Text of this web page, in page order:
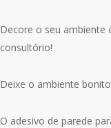
Decore o seu ambiente
consultório!
Deixe o ambiente
O adesivo de parede